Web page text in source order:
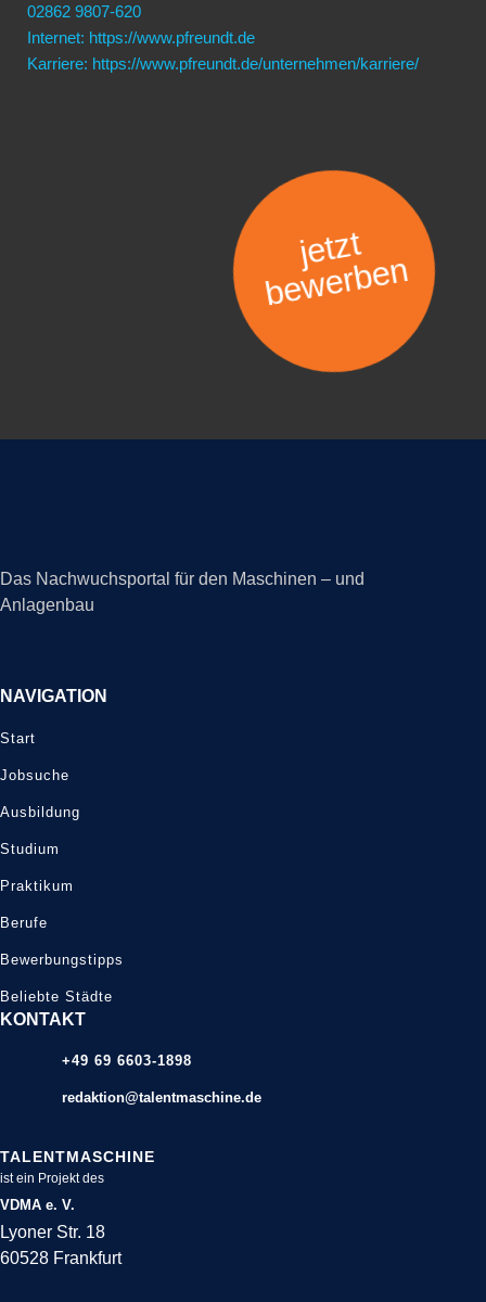
02862 9807-620
Internet: https://www.pfreundt.de
Karriere: https://www.pfreundt.de/unternehmen/karriere/
jetzt
bewerben
Das Nachwuchsportal für den Maschinen – und
Anlagenbau
NAVIGATION
Start
Jobsuche
Ausbildung
Studium
Praktikum
Berufe
Bewerbungstipps
Beliebte Städte
KONTAKT
+49 69 6603-1898
redaktion@talentmaschine.de
TALENTMASCHINE
ist ein Projekt des
VDMA e. V.
Lyoner Str. 18
60528 Frankfurt